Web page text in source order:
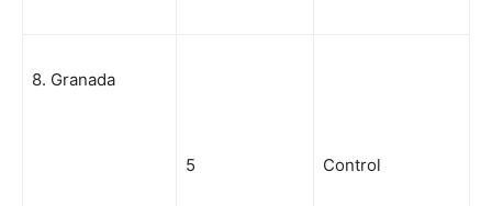
8. Granada
5 Control